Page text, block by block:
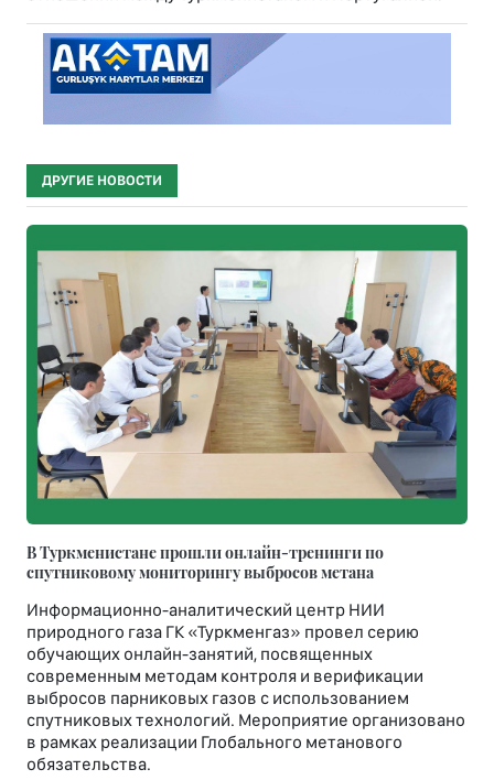
ДРУГИЕ НОВОСТИ
В Туркменистане прошли онлайн-тренинги по
спутниковому мониторингу выбросов метана
Информационно-аналитический центр НИИ
природного газа ГК «Туркменгаз» провел серию
обучающих онлайн-занятий, посвященных
современным методам контроля и верификации
выбросов парниковых газов с использованием
спутниковых технологий. Мероприятие организовано
в рамках реализации Глобального метанового
обязательства.